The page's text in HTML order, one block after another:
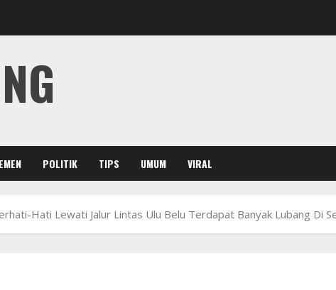
POLITIK TIPS UMUM VIRAL
Hati Lewati Jalur Lintas Ulu Belu Terdapat Banyak Lubang Di